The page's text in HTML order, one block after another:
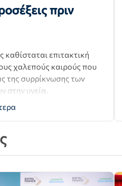
πριν
καθίσταται επιτακτική
χαλεπούς καιρούς που
της συρρίκνωσης των
στην υγεία.